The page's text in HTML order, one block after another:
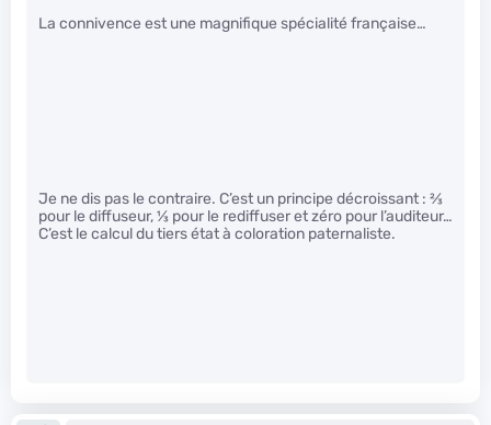
La connivence est une magnifique spécialité française…
Je ne dis pas le contraire. C’est un principe décroissant : 2⁄3
pour le diffuseur,1⁄3 pour le rediffuser et zéro pour l’auditeur…
C’est le calcul du tiers état à coloration paternaliste.